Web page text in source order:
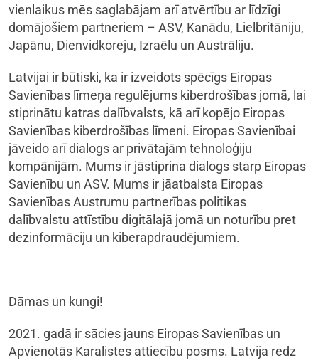
vienlaikus mēs saglabājam arī atvērtību ar līdzīgi
domājošiem partneriem – ASV, Kanādu, Lielbritāniju,
Japānu, Dienvidkoreju, Izraēlu un Austrāliju.
Latvijai ir būtiski, ka ir izveidots spēcīgs Eiropas
Savienības līmeņa regulējums kiberdrošības jomā, lai
stiprinātu katras dalībvalsts, kā arī kopējo Eiropas
Savienības kiberdrošības līmeni. Eiropas Savienībai
jāveido arī dialogs ar privātajām tehnoloģiju
kompānijām. Mums ir jāstiprina dialogs starp Eiropas
Savienību un ASV. Mums ir jāatbalsta Eiropas
Savienības Austrumu partnerības politikas
dalībvalstu attīstību digitālajā jomā un noturību pret
dezinformāciju un kiberapdraudējumiem.
Dāmas un kungi!
2021. gadā ir sācies jauns Eiropas Savienības un
Apvienotās Karalistes attiecību posms. Latvija redz